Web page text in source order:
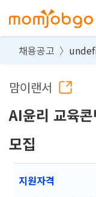
채용공고
맘이랜서
AI윤리 교육
모집
지원자격